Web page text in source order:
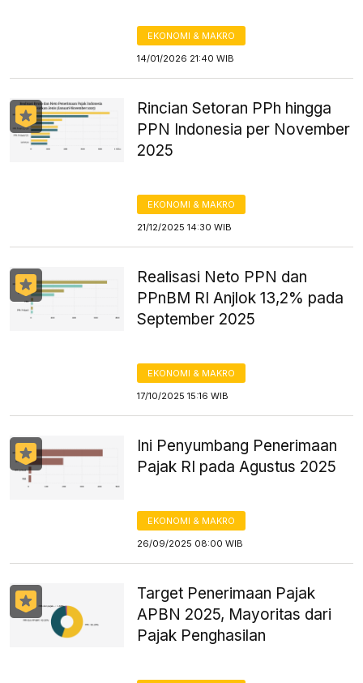
EKONOMI & MAKRO
14/01/2026 21:40 WIB
Rincian Setoran PPh hingga
PPN Indonesia per November
2025
EKONOMI & MAKRO
21/12/2025 14:30 WIB
Realisasi Neto PPN dan
PPnBM RI Anjlok 13,2% pada
September 2025
EKONOMI & MAKRO
17/10/2025 15:16 WIB
Ini Penyumbang Penerimaan
Pajak RI pada Agustus 2025
EKONOMI & MAKRO
26/09/2025 08:00 WIB
Target Penerimaan Pajak
APBN 2025, Mayoritas dari
Pajak Penghasilan